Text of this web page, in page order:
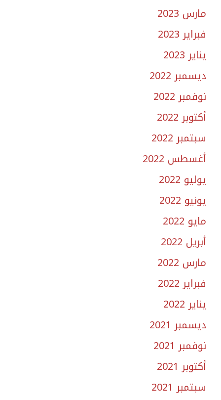
مارس 2023
فبراير 2023
يناير 2023
ديسمبر 2022
نوفمبر 2022
أكتوبر 2022
سبتمبر 2022
أغسطس 2022
يوليو 2022
يونيو 2022
مايو 2022
أبريل 2022
مارس 2022
فبراير 2022
يناير 2022
ديسمبر 2021
نوفمبر 2021
أكتوبر 2021
سبتمبر 2021